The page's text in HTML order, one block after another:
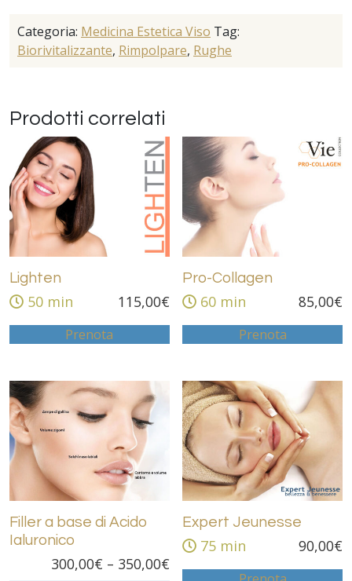
Categoria: Medicina Estetica Viso Tag:
Biorivitalizzante, Rimpolpare, Rughe
Prodotti correlati
Lighten
50 min 115,00€
Prenota
Pro-Collagen
60 min 85,00€
Prenota
Filler a base di Acido
Ialuronico
300,00€ – 350,00€
Expert Jeunesse
75 min 90,00€